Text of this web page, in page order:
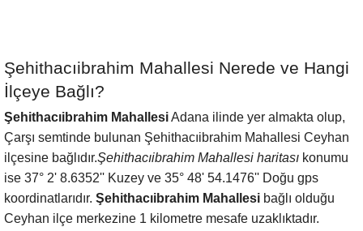
Şehithacıibrahim Mahallesi Nerede ve Hangi
İlçeye Bağlı?
Şehithacıibrahim MahallesiAdana ilinde yer almakta olup,
Çarşı semtinde bulunan Şehithacıibrahim Mahallesi Ceyhan
ilçesine bağlıdır.Şehithacıibrahim Mahallesi haritası konumu
ise 37° 2' 8.6352'' Kuzey ve 35° 48' 54.1476'' Doğu gps
koordinatlarıdır. Şehithacıibrahim Mahallesi bağlı olduğu
Ceyhan ilçe merkezine 1 kilometre mesafe uzaklıktadır.